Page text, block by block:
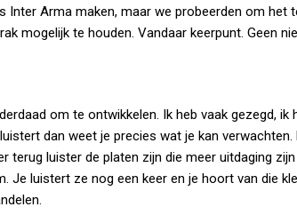
Inter Arma maken, maar we probeerden om het
mogelijk te houden. Vandaar keerpunt. Geen
om te ontwikkelen. Ik heb vaak gezegd, ik
dan weet je precies wat je kan verwachten.
luister de platen zijn die meer uitdaging
Je luistert ze nog een keer en je hoort van die